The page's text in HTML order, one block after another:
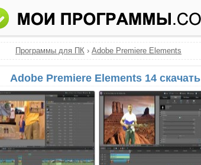
Программы для ПК › Adobe Premiere Elements
Adobe Premiere Elements 14